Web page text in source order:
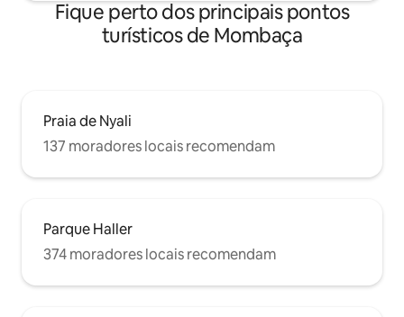
Fique perto dos principais pontos
turísticos de Mombaça
Praia de Nyali
137 moradores locais recomendam
Parque Haller
374 moradores locais recomendam